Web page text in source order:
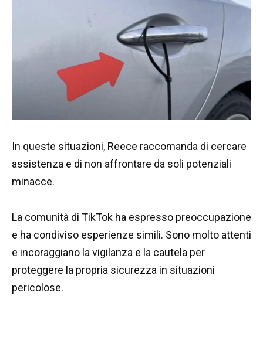
In queste situazioni, Reece raccomanda di cercare
assistenza e di non affrontare da soli potenziali
minacce.
La comunità di TikTok ha espresso preoccupazione
e ha condiviso esperienze simili. Sono molto attenti
e incoraggiano la vigilanza e la cautela per
proteggere la propria sicurezza in situazioni
pericolose.